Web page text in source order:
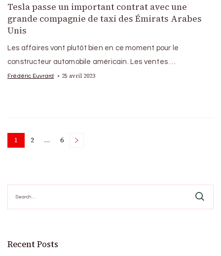
Tesla passe un important contrat avec une
grande compagnie de taxi des Émirats Arabes
Unis
Les affaires vont plutôt bien en ce moment pour le
constructeur automobile américain. Les ventes …
Frédéric Euvrard 25 avril 2023
Posts
Page
1 Page
2 … Page
6
for:
Recent Posts